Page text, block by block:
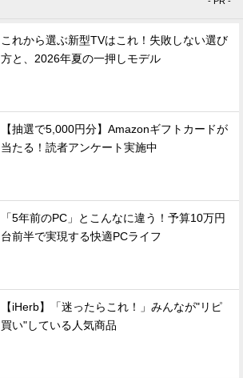
これから選ぶ新型TVはこれ！失敗しない選び
方と、2026年夏の一押しモデル
【抽選で5,000円分】Amazonギフトカードが
当たる！読者アンケート実施中
「5年前のPC」とこんなに違う！予算10万円
台前半で実現する快適PCライフ
【iHerb】「迷ったらこれ！」みんなが"リピ
買い"している人気商品